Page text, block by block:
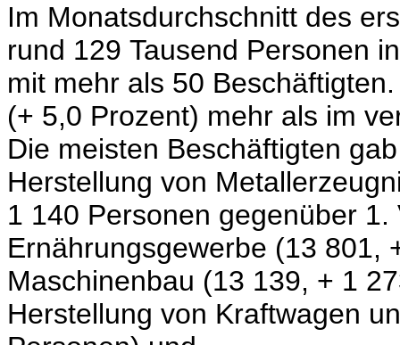
Im Monatsdurchschnitt des
rund 129 Tausend Personen
mit mehr als 50
(+ 5,0 Prozent) mehr als im
Die meisten Beschäftigten
Herstellung von
1 140 Personen gegenüber
Ernährungsgewerbe (13 801,
Maschinenbau (13 139, + 1
Herstellung von Kraftwagen